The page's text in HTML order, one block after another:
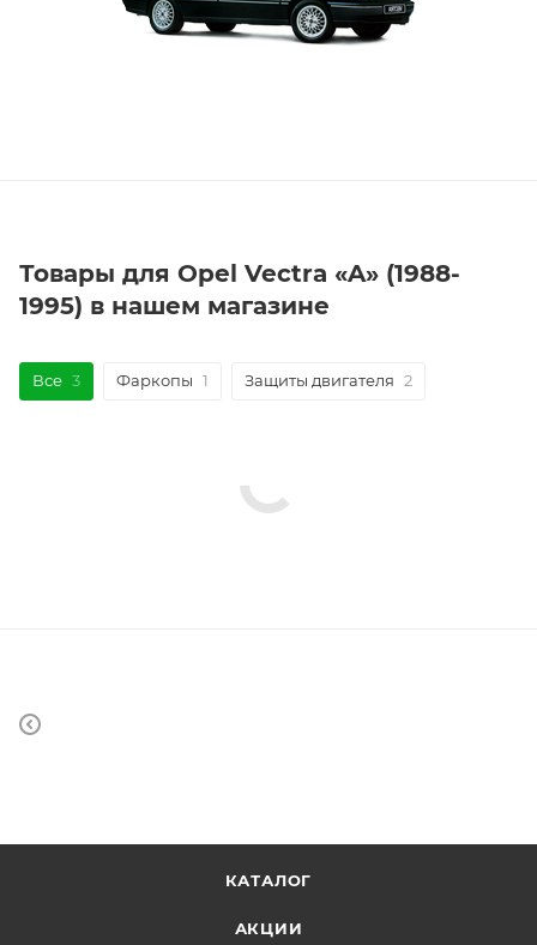
Товары для Opel Vectra «A» (1988-
1995) в нашем магазине
Все 3 Фаркопы 1 Защиты двигателя 2
КАТАЛОГ
АКЦИИ